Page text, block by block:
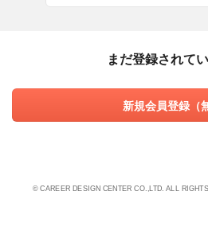
まだ登録されて
新規会員登録（
© CAREER DESIGN CENTER CO.,LTD. ALL